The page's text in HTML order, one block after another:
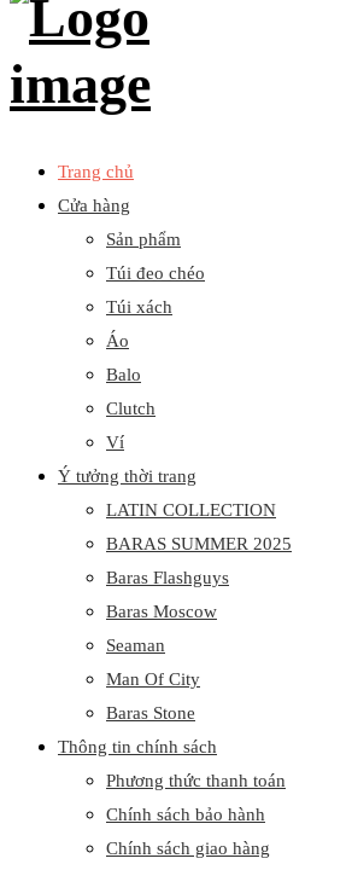
BARAS
VIETNAM
Primary
Menu
Trang chủ
Cửa hàng
Sản phẩm
Túi đeo chéo
Túi xách
Áo
Balo
Clutch
Ví
Ý tưởng thời trang
LATIN COLLECTION
BARAS SUMMER 2025
Baras Flashguys
Baras Moscow
Seaman
Man Of City
Baras Stone
Thông tin chính sách
Phương thức thanh toán
Chính sách bảo hành
Chính sách giao hàng